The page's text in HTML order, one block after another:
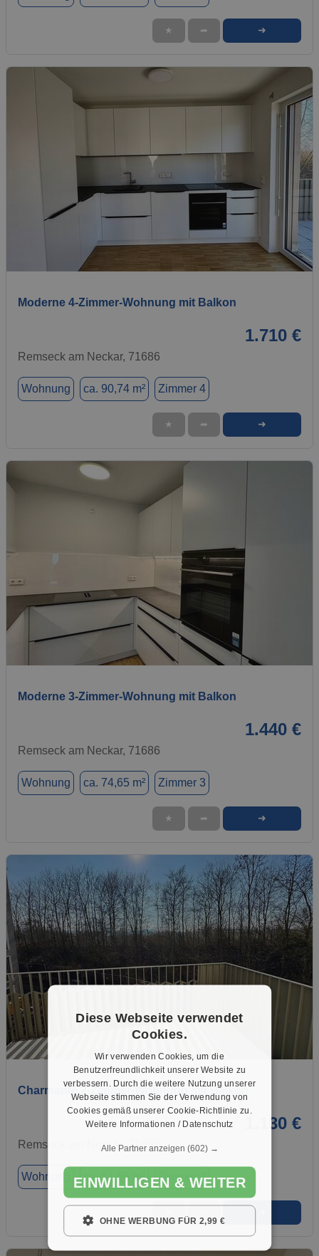
★ ➦ ➜
1 / 8
Moderne 4-Zimmer-Wohnung mit Balkon
1.710 €
Remseck am Neckar, 71686
Wohnung ca. 90,74 m² Zimmer 4
★ ➦ ➜
Moderne 3-Zimmer-Wohnung mit Balkon
1.440 €
Remseck am Neckar, 71686
Wohnung ca. 74,65 m² Zimmer 3
★ ➦ ➜
Charmante 2-Zimmer-Wohnung mit Balkon
1.130 €
Remseck am Neckar, 71686
Wohnung ca. 51,66 m² Zimmer 2
Diese Webseite verwendet
Cookies.
Wir verwenden Cookies, um die
Benutzerfreundlichkeit unserer Website zu
verbessern. Durch die weitere Nutzung unserer
Webseite stimmen Sie der Verwendung von
Cookies gemäß unserer Cookie-Richtlinie zu.
Weitere Informationen / Datenschutz
Alle Partner anzeigen (602) →
EINWILLIGEN & WEITER
OHNE WERBUNG FÜR 2,99 €